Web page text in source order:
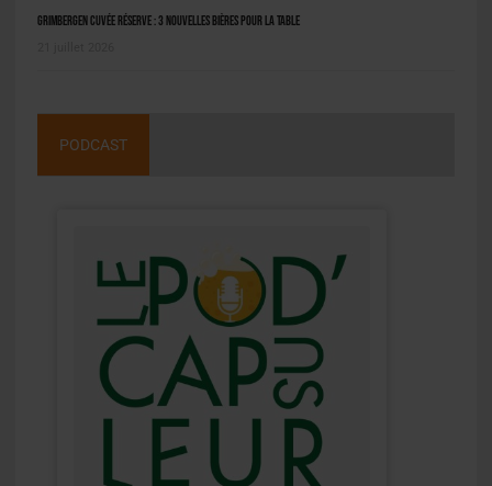
Grimbergen Cuvée Réserve : 3 nouvelles bières pour la table
PODCAST